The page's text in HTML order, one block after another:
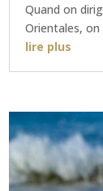
Quand on
Orientales,
lire plus